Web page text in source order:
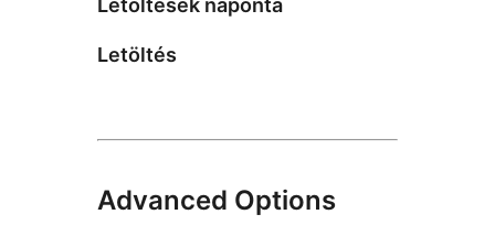
Letöltések naponta
Letöltés
Advanced Options